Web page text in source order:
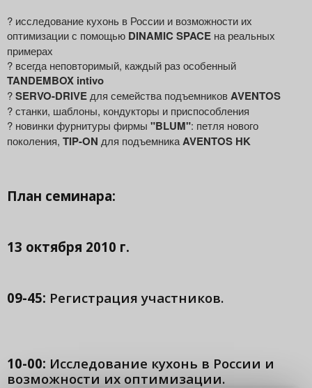
? исследование кухонь в России и возможности их
оптимизации с помощью DINAMIC SPACE на реальных
примерах
? всегда неповторимый, каждый раз особенный
TANDEMBOX intivo
?SERVO-DRIVE для семейства подъемниковAVENTOS
? станки, шаблоны, кондукторы и приспособления
? новинки фурнитуры фирмы "BLUM": петля нового
поколения, TIP-ON для подъемникаAVENTOS HK
План семинара:
13 октября 2010 г.
09-45: Регистрация участников.
10-00: Исследование кухонь в России и
возможности их оптимизации.